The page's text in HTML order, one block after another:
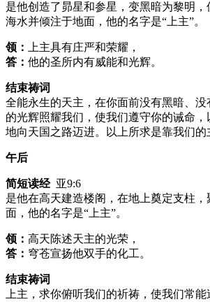
是他创造了昴星和参星，变黑暗为黎明
海水并倾注于地面，他的名字是“上主”。
领：
上主具有庄严和荣耀，
答： 他的圣所内有威能和光辉。
结束祷词
全能永生的天主，在你面前没有黑暗、
的光辉照耀我们，使我们遵守你的诫命
地向天国之路迈进。以上所求是靠我们的
午后
简短读经 亚9:6
是他在高天建造楼阁，在地上奠定支柱
面，他的名字是“上主”。
领： 高天陈述天主的光荣，
答： 穹苍宣扬他双手的化工。
结束祷词
上主，求你俯听我们的祈祷，使我们常